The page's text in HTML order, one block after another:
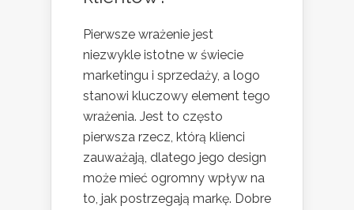
Pierwsze wrażenie jest
niezwykle istotne w świecie
marketingu i sprzedaży, a logo
stanowi kluczowy element tego
wrażenia. Jest to często
pierwsza rzecz, którą klienci
zauważają, dlatego jego design
może mieć ogromny wpływ na
to, jak postrzegają markę. Dobre